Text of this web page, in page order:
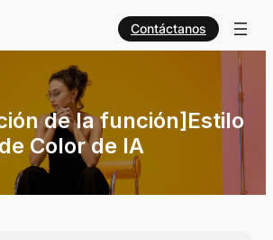
Contáctanos
de la función]Estilo
de Color de IA